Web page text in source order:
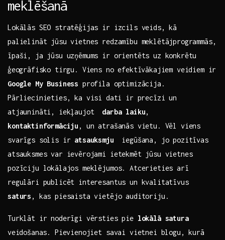
meklēšanā
Lokālās SEO stratēģijas ir izcils veids, kā
palielināt‍ jūsu‌ vietnes redzamību meklētājprogrammās,
īpaši, ja jūsu uzņēmums​ ir orientēts uz konkrētu
⁢ģeogrāfisko tirgu. ‌Viens no efektīvākajiem veidiem⁢ ir
Google My Business profila optimizācija.
‍Pārliecinieties, ka visi⁣ dati ir precīzi un
atjaunināti, iekļaujot ​ darba‍ laiku,
kontaktinformāciju , un atrašanās vietu. Vēl viens
svarīgs solis‌ ir atsauksmju ‍ iegūšana, jo pozitīvas
atsauksmes‌ var ievērojami ietekmēt‌ jūsu vietnes
pozīciju lokālajos meklējumos. Atcerieties arī
regulāri‌ publicēt‍ interesantus un kvalitatīvus
saturs , kas piesaista vietējo auditoriju.
Turklāt ir noderīgi ‍vērsties pie‌ lokālā satura
⁤veidošanas. Pievienojiet savai vietnei blogu, kurā‌